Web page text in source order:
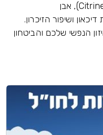
נסו לבדוק גם את האבן סיטרין (Citrine), אבן
ושיפור הזיכרון.
הנפשי שלכם והביטחון